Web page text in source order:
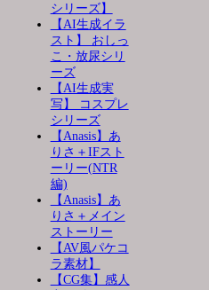
シリーズ】
【AI生成イラ
スト】 おしっ
こ・放尿シリ
ーズ
【AI生成実
写】 コスプレ
シリーズ
【Anasis】あ
りさ＋IFスト
ーリー(NTR
編)
【Anasis】あ
りさ＋メイン
ストーリー
【AV風パケコ
ラ素材】
【CG集】感人